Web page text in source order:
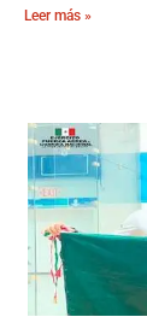
Leer más »